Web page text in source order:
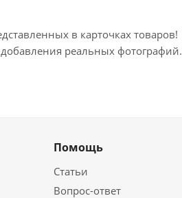
в карточках товаров!
реальных фотографий.
Помощь
Статьи
Вопрос-ответ